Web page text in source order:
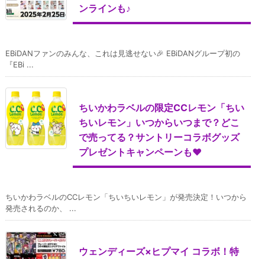
ンラインも♪
EBiDANファンのみんな、これは見逃せない🎉 EBiDANグループ初の
『EBi ...
ちいかわラベルの限定CCレモン「ちい
ちいレモン」いつからいつまで？どこ
で売ってる？サントリーコラボグッズ
プレゼントキャンペーンも♥
ちいかわラベルのCCレモン「ちいちいレモン」が発売決定！いつから
発売されるのか、 ...
ウェンディーズ×ヒプマイ コラボ！特